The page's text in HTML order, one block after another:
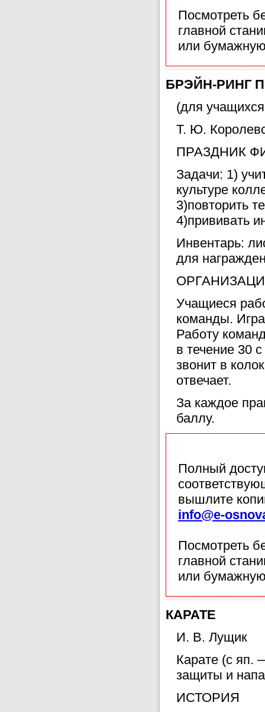
Посмотреть
главной
или
БРЭЙН-РИНГ
(для
Т. Ю.
ПРАЗДНИК
Задачи: 1)
культуре
3)повторить
4)прививать
Инвентарь:
для
Учащиеся
команды.
Работу
в течение 30
звонит в
отвечает.
За каждое
баллу.
Полный
вышлите
info@e-
Посмотреть
главной
или
КАРАТЕ
И. В. Лущик
Карате (с яп.
защиты и
ИСТОРИЯ